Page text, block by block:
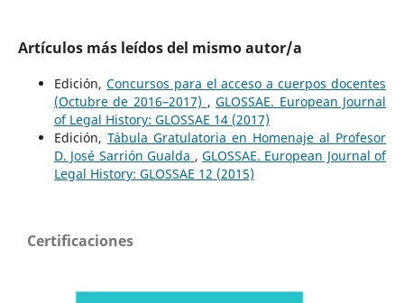
Artículos más leídos del mismo autor/a
Edición, Concursos para el acceso a cuerpos docentes
(Octubre de 2016–2017) ,GLOSSAE. European Journal
of Legal History: GLOSSAE 14 (2017)
Edición, Tábula Gratulatoria en Homenaje al Profesor
D. José Sarrión Gualda , GLOSSAE. European Journal of
Legal History: GLOSSAE 12 (2015)
Certificaciones